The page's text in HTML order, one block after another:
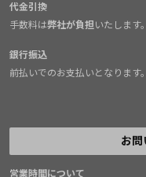
代金引換
手数料は弊社が負担いたします。
銀行振込
前払いでのお支払いとなります。
お問
営業時間について